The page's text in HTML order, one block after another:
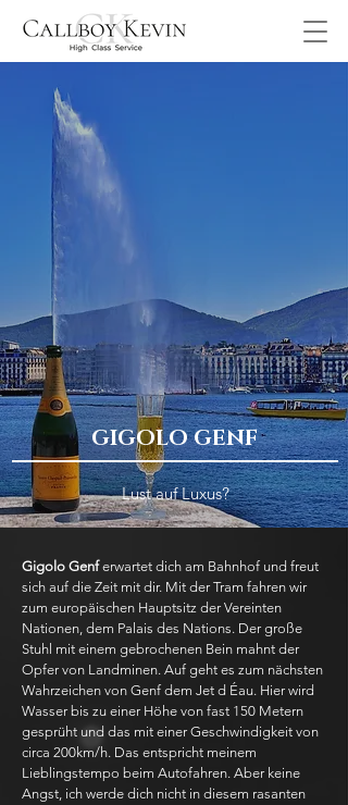
GIGOLO GENF
Lust auf Luxus?
Gigolo Genferwartet dich am Bahnhof und freut
sich auf die Zeit mit dir. Mit der Tram fahren wir
zum europäischen Hauptsitz der Vereinten
Nationen, dem Palais des Nations. Der große
Stuhl mit einem gebrochenen Bein mahnt der
Opfer von Landminen. Auf geht es zum nächsten
Wahrzeichen von Genf dem Jet d Éau. Hier wird
Wasser bis zu einer Höhe von fast 150 Metern
gesprüht und das mit einer Geschwindigkeit von
circa 200km/h. Das entspricht meinem
Lieblingstempo beim Autofahren. Aber keine
Angst, ich werde dich nicht in diesem rasanten